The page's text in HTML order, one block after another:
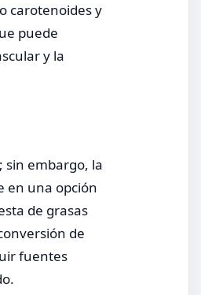
carotenoides y
puede
y la
sin embargo, la
en una opción
de grasas
de
fuentes